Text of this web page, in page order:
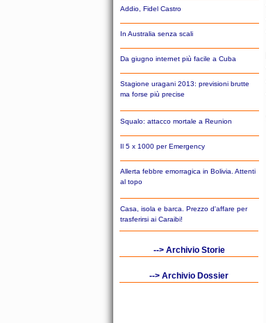
Addio, Fidel Castro
In Australia senza scali
Da giugno internet più facile a Cuba
Stagione uragani 2013: previsioni brutte
ma forse più precise
Squalo: attacco mortale a Reunion
Il 5 x 1000 per Emergency
Allerta febbre emorragica in Bolivia. Attenti
al topo
Casa, isola e barca. Prezzo d'affare per
trasferirsi ai Caraibi!
--> Archivio Storie
--> Archivio Dossier